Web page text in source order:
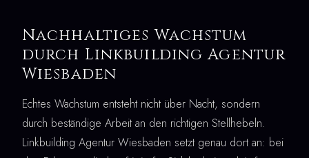
Nachhaltiges Wachstum
durch Linkbuilding Agentur
Wiesbaden
Echtes Wachstum entsteht nicht über Nacht, sondern
durch beständige Arbeit an den richtigen Stellhebeln.
Linkbuilding Agentur Wiesbaden setzt genau dort an: bei